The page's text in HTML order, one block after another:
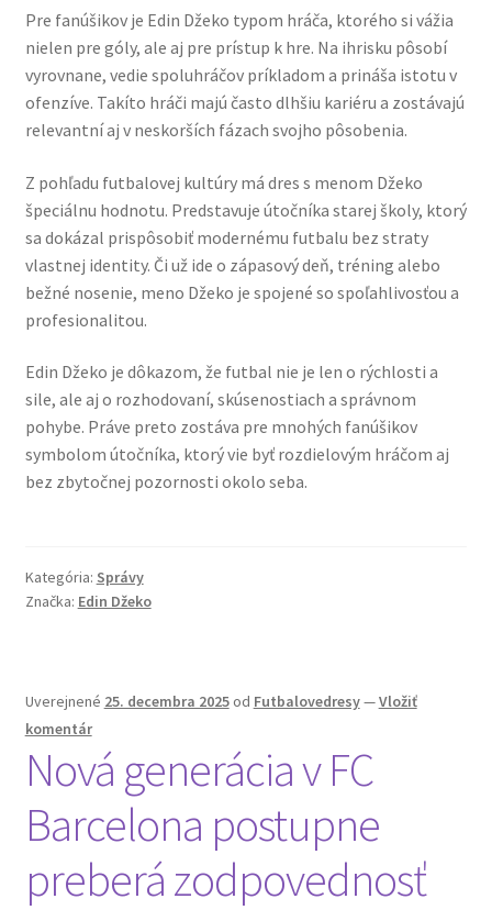
Pre fanúšikov je Edin Džeko typom hráča, ktorého si vážia
nielen pre góly, ale aj pre prístup k hre. Na ihrisku pôsobí
vyrovnane, vedie spoluhráčov príkladom a prináša istotu v
ofenzíve. Takíto hráči majú často dlhšiu kariéru a zostávajú
relevantní aj v neskorších fázach svojho pôsobenia.
Z pohľadu futbalovej kultúry má dres s menom Džeko
špeciálnu hodnotu. Predstavuje útočníka starej školy, ktorý
sa dokázal prispôsobiť modernému futbalu bez straty
vlastnej identity. Či už ide o zápasový deň, tréning alebo
bežné nosenie, meno Džeko je spojené so spoľahlivosťou a
profesionalitou.
Edin Džeko je dôkazom, že futbal nie je len o rýchlosti a
sile, ale aj o rozhodovaní, skúsenostiach a správnom
pohybe. Práve preto zostáva pre mnohých fanúšikov
symbolom útočníka, ktorý vie byť rozdielovým hráčom aj
bez zbytočnej pozornosti okolo seba.
Kategória: Správy
Značka: Edin Džeko
Uverejnené 25. decembra 2025od Futbalovedresy—Vložiť
komentár
Nová generácia v FC
Barcelona postupne
preberá zodpovednosť